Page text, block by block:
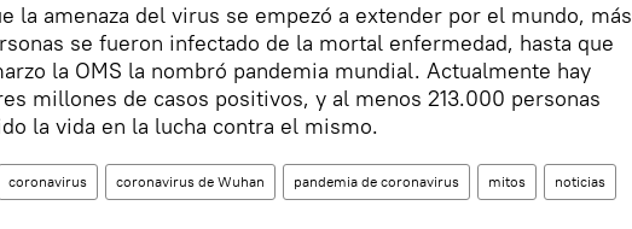
la amenaza del virus se empezó a extender por el mundo, más
se fueron infectado de la mortal enfermedad, hasta que
la OMS la nombró pandemia mundial. Actualmente hay
millones de casos positivos, y al menos 213.000 personas
la vida en la lucha contra el mismo.
coronavirus coronavirus de Wuhan pandemia de coronavirus mitos noticias